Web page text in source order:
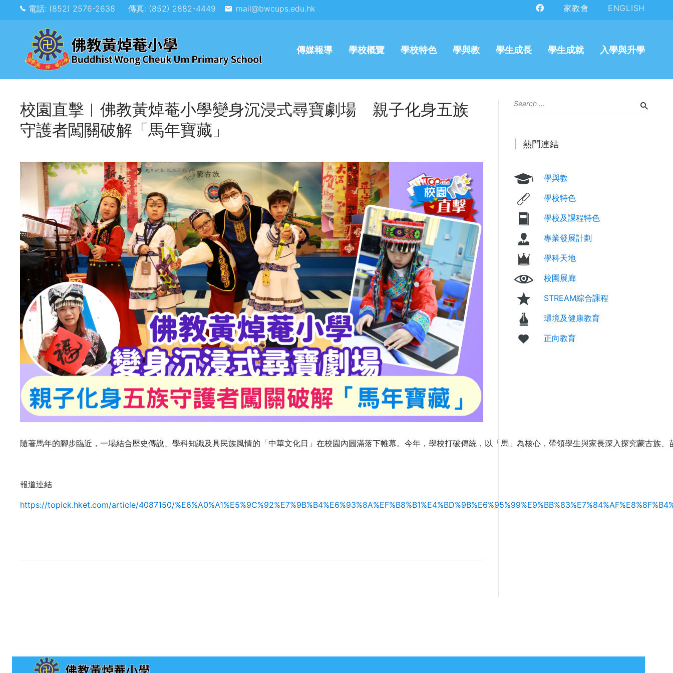
電話: (852) 2576-2638 傳真: (852) 2882-4449 mail@bwcups.edu.hk 家教會 ENGLISH
傳媒報導 學校概覽 學校特色 學與教 學生成長 學生成就 入學與升學
校園直擊︱佛教黃焯菴小學變身沉浸式尋寶劇場 親子化身五族
守護者闖關破解「馬年寶藏」
隨著馬年的腳步臨近，一場結合歷史傳說、學科知識及具民族風情的「中華文化日」在校園內圓滿落下帷幕。今年，學校打破傳統，以「馬」為核心，帶領學生與家長深入探究蒙古族
報道連結
https://topick.hket.com/article/4087150/
熱門連結
學與教
學校特色
學校及課程特色
專業發展計劃
學科天地
校園展廊
STREAM綜合課程
環境及健康教育
正向教育